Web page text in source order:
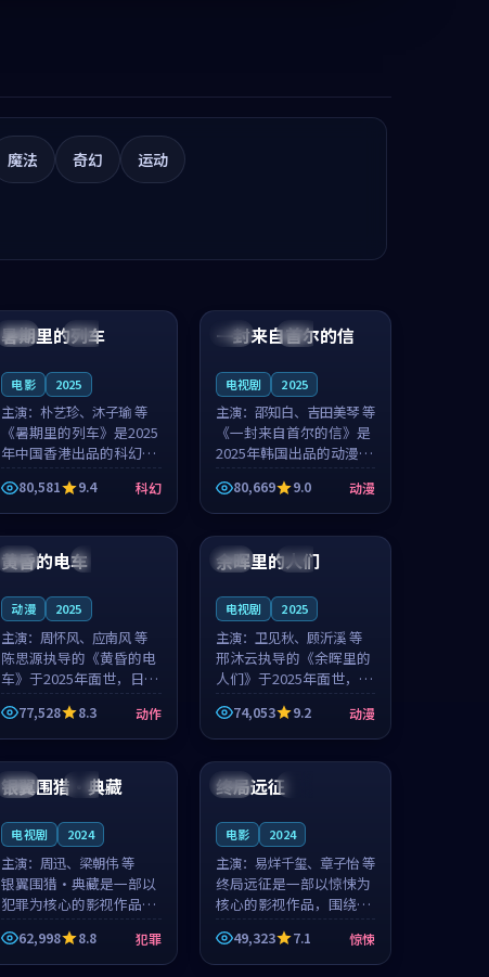
魔法 奇幻 运动
中国 杜比
暑期里的列车
电影 2025
主演：朴艺珍、沐子瑜 等
《暑期里的列车》是2025
年中国香港出品的科幻新
作，主创团队希望用城市
夜归人的故事让观众停下
来想一想。朴艺珍领衔，
沐子瑜担任重要角色，郑
书延的叙...
80,581 9.4 科幻
韩国 热播
一封来自首尔的信
电视剧 2025
主演： 邵知白、吉田美琴 等
《一封来自首尔的信》是
2025年韩国出品的动漫新
作，主创团队希望用高考
往事的故事让观众停下来
想一想。邵知白领衔，吉
田美琴担任重要角色，谢
承南的叙...
80,669 9.0 动漫
日本 4K
99:20
黄昏的电车
动漫 2025
主演：周怀风、应南风 等
陈思源执导的《黄昏的电
车》于2025年面世，日本
的城市气质与渔村故事的
人物心境共同构筑了影片
基调。周怀风、应南风用
细腻的表演撑起整部动作
电影，剧...
77,528 8.3 动作
泰国 完结
99:56
余晖里的人们
电视剧 2025
主演： 卫见秋、顾沂溪 等
邢沐云执导的《余晖里的
人们》于2025年面世，泰
国的城市气质与小镇生活
的人物心境共同构筑了影
片基调。卫见秋、顾沂溪
用细腻的表演撑起整部动
漫电影，...
74,053 9.2 动漫
法国 独播
99:19
银翼围猎·典藏
电视剧 2024
主演：周迅、梁朝伟 等
银翼围猎·典藏是一部以
犯罪为核心的影视作品，
围绕危机、反转与人物成
长展开，整体节奏紧凑，
值得推荐观看。
62,998 8.8 犯罪
法国
99:12
终局远征
电影 2024
主演： 易烊千玺、章子怡 等
终局远征是一部以惊悚为
核心的影视作品，围绕危
机、反转与人物成长展
开，整体节奏紧凑，值得
推荐观看。
49,323 7.1 惊悚
99:13 92:19